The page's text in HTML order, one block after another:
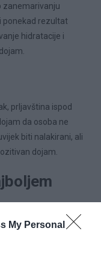
My Personal
zanemarivanju
ponekad rezultat
hidratacije i
prljavština ispod
da osoba ne
biti nalakirani, ali
dojam.
oštećenjima poput